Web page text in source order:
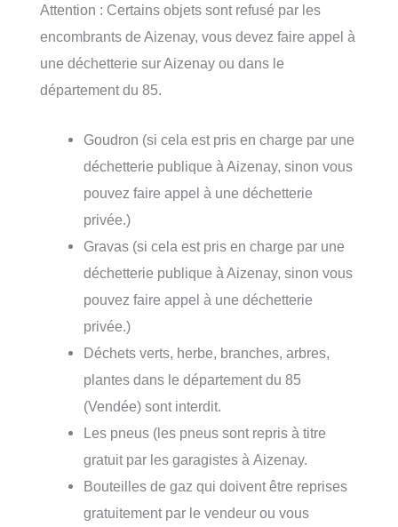
Attention : Certains objets sont refusé par les
encombrants de Aizenay, vous devez faire appel à
une déchetterie sur Aizenay ou dans le
département du 85.
Goudron (si cela est pris en charge par une
déchetterie publique à Aizenay, sinon vous
pouvez faire appel à une déchetterie
privée.)
Gravas (si cela est pris en charge par une
déchetterie publique à Aizenay, sinon vous
pouvez faire appel à une déchetterie
privée.)
Déchets verts, herbe, branches, arbres,
plantes dans le département du 85
(Vendée) sont interdit.
Les pneus (les pneus sont repris à titre
gratuit par les garagistes à Aizenay.
Bouteilles de gaz qui doivent être reprises
gratuitement par le vendeur ou vous